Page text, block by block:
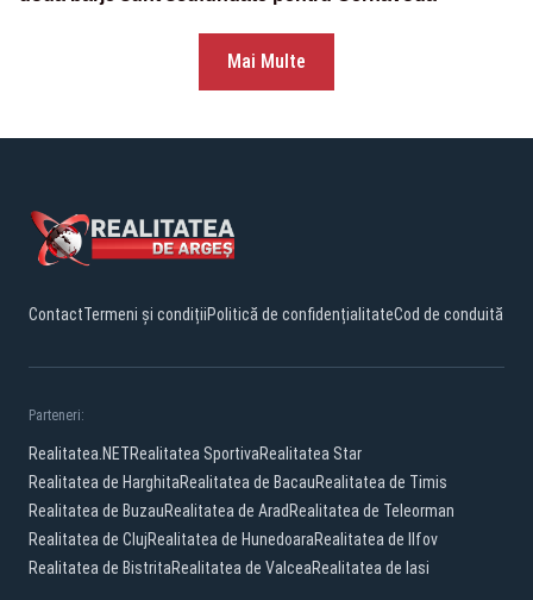
Mai Multe
ContactTermeni și condițiiPolitică de confidențialitateCod de conduită
Parteneri:
Realitatea.NETRealitatea SportivaRealitatea Star
Realitatea de HarghitaRealitatea de BacauRealitatea de Timis
Realitatea de BuzauRealitatea de Arad Realitatea de Teleorman
Realitatea de ClujRealitatea de HunedoaraRealitatea de Ilfov
Realitatea de BistritaRealitatea de ValceaRealitatea de Iasi